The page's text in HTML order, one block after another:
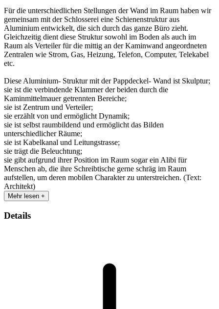
Für die unterschiedlichen Stellungen der Wand im Raum haben wir
gemeinsam mit der Schlosserei eine Schienenstruktur aus
Aluminium entwickelt, die sich durch das ganze Büro zieht.
Gleichzeitig dient diese Struktur sowohl im Boden als auch im
Raum als Verteiler für die mittig an der Kaminwand angeordneten
Zentralen wie Strom, Gas, Heizung, Telefon, Computer, Telekabel
etc.
Diese Aluminium- Struktur mit der Pappdeckel- Wand ist Skulptur;
sie ist die verbindende Klammer der beiden durch die
Kaminmittelmauer getrennten Bereiche;
sie ist Zentrum und Verteiler;
sie erzählt von und ermöglicht Dynamik;
sie ist selbst raumbildend und ermöglicht das Bilden
unterschiedlicher Räume;
sie ist Kabelkanal und Leitungstrasse;
sie trägt die Beleuchtung;
sie gibt aufgrund ihrer Position im Raum sogar ein Alibi für
Menschen ab, die ihre Schreibtische gerne schräg im Raum
aufstellen, um deren mobilen Charakter zu unterstreichen. (Text:
Architekt)
Mehr lesen +
Details